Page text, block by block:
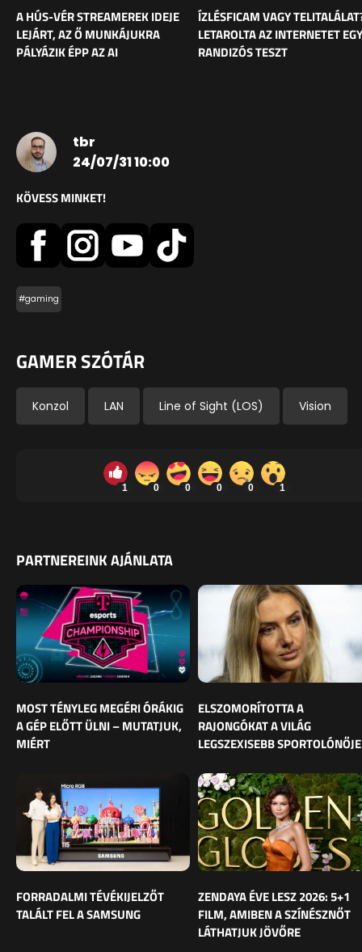
A HÚS-VÉR STREAMEREK IDEJE
LEJÁRT, AZ Ő MUNKÁJUKRA
PÁLYÁZIK ÉPP AZ AI
ÍZLÉSFICAM VAGY
LETAROLTA AZ INTERNETET EGY
RANDIZÓS TESZT
tbr
24/07/31 10:00
KÖVESS MINKET!
#gaming
GAMER SZÓTÁR
Konzol LAN Line of Sight (LOS) Vision
1 0 0 0 0 1
PARTNEREINK AJÁNLATA
MOST TÉNYLEG MEGÉRI ÓRÁKIG
A GÉP ELŐTT ÜLNI – MUTATJUK,
MIÉRT
ELSZOMORÍTOTTA A
RAJONGÓKAT A VILÁG
LEGSZEXISEBB SPORTOLÓNŐJE
FORRADALMI TÉVÉKIJELZŐT
TALÁLT FEL A SAMSUNG
ZENDAYA ÉVE LESZ 2026: 5+1
FILM, AMIBEN A SZÍNÉSZNŐT
LÁTHATJUK JÖVŐRE